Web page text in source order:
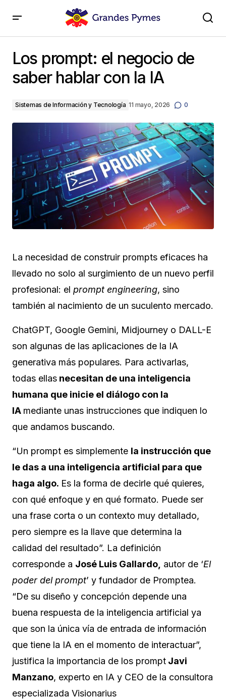
Los prompt: el negocio de
saber hablar con la IA
Sistemas de Información y Tecnología 11 mayo, 2026 0
La necesidad de construir prompts eficaces ha
llevado no solo al surgimiento de un nuevo perfil
profesional: el prompt engineering, sino
también al nacimiento de un suculento mercado.
ChatGPT, Google Gemini, Midjourney o DALL-E
son algunas de las aplicaciones de la IA
generativa más populares. Para activarlas,
todas ellas necesitan de una inteligencia
humana que inicie el diálogo con la
IA mediante unas instrucciones que indiquen lo
que andamos buscando.
“Un prompt es simplemente la instrucción que
le das a una inteligencia artificial para que
haga algo. Es la forma de decirle qué quieres,
con qué enfoque y en qué formato. Puede ser
una frase corta o un contexto muy detallado,
pero siempre es la llave que determina la
calidad del resultado”. La definición
corresponde a José Luis Gallardo, autor de ‘El
poder del prompt’ y fundador de Promptea.
“De su diseño y concepción depende una
buena respuesta de la inteligencia artificial ya
que son la única vía de entrada de información
que tiene la IA en el momento de interactuar”,
justifica la importancia de los prompt Javi
Manzano, experto en IA y CEO de la consultora
especializada Visionarius